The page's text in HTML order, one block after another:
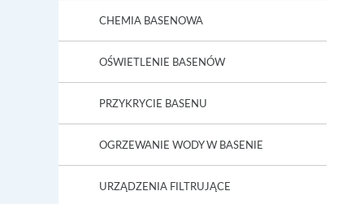
CHEMIA BASENOWA
OŚWIETLENIE BASENÓW
PRZYKRYCIE BASENU
OGRZEWANIE WODY W BASENIE
URZĄDZENIA FILTRUJĄCE